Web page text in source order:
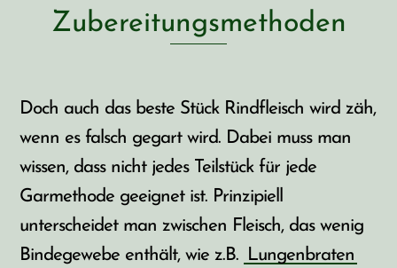
Zubereitungsmethoden
Doch auch das beste Stück Rindfleisch wird zäh,
wenn es falsch gegart wird. Dabei muss man
wissen, dass nicht jedes Teilstück für jede
Garmethode geeignet ist. Prinzipiell
unterscheidet man zwischen Fleisch, das wenig
Bindegewebe enthält, wie z.B.
Lungenbraten